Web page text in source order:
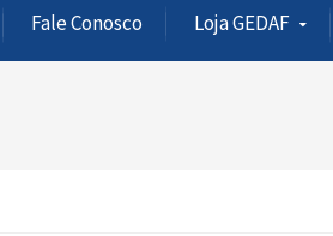
Fale Conosco Loja GEDAF